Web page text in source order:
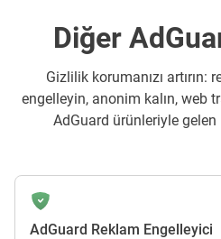
Diğer
Gizlilik korumanızı artırın:
engelleyin, anonim kalın, web
AdGuard ürünleriyle
AdGuard Reklam Engelleyici